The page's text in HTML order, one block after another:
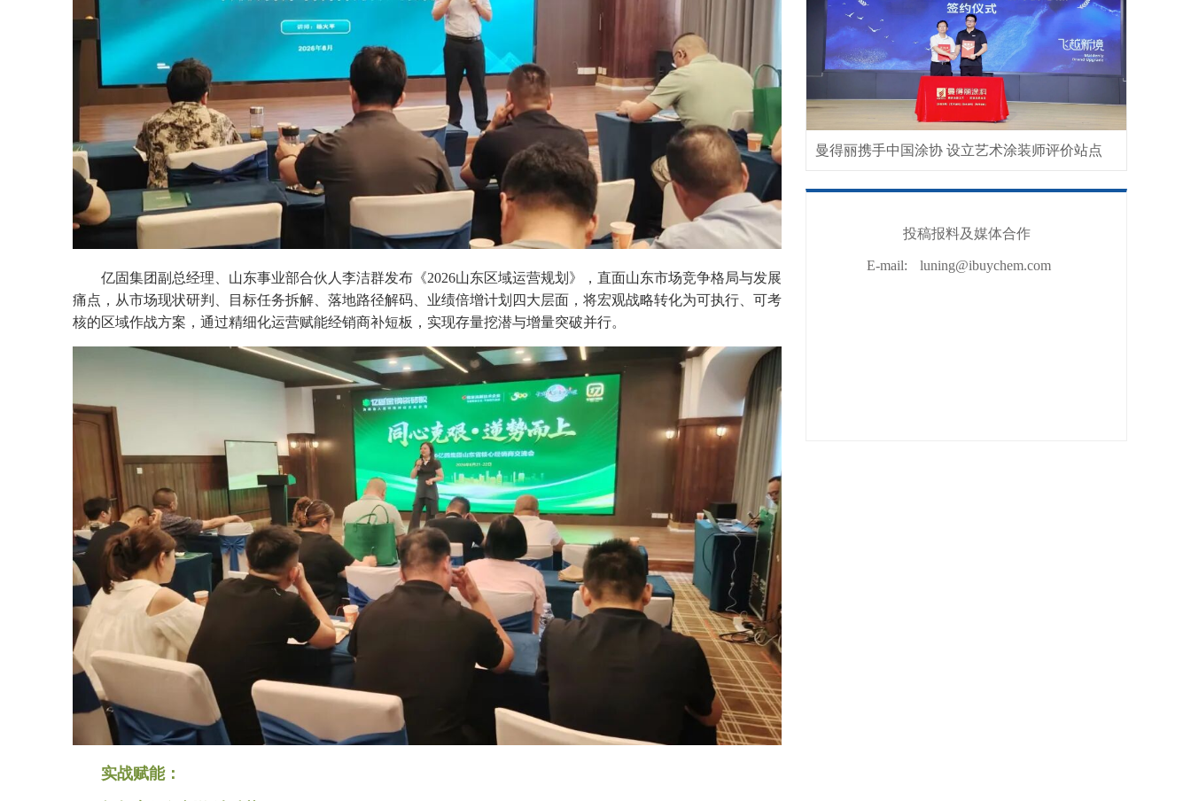
亿固集团副总经理、山东事业部合伙人李洁群发布《2026山东区域运营规划》，直面山东市场竞争格局与发展
痛点，从市场现状研判、目标任务拆解、落地路径解码、业绩倍增计划四大层面，将宏观战略转化为可执行、可考
核的区域作战方案，通过精细化运营赋能经销商补短板，实现存量挖潜与增量突破并行。
实战赋能：
曼得丽携手中国涂协 设立艺术涂装师评价站点
投稿报料及媒体合作
E-mail: luning@ibuychem.com